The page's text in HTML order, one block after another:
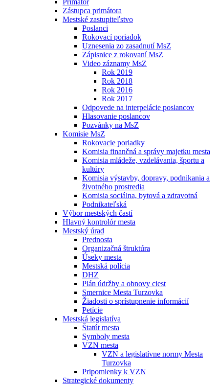
Primátor
Zástupca primátora
Mestské zastupiteľstvo
Poslanci
Rokovací poriadok
Uznesenia zo zasadnutí MsZ
Zápisnice z rokovaní MsZ
Video záznamy MsZ
Rok 2019
Rok 2018
Rok 2016
Rok 2017
Odpovede na interpelácie poslancov
Hlasovanie poslancov
Pozvánky na MsZ
Komisie MsZ
Rokovacie poriadky
Komisia finančná a správy majetku mesta
Komisia mládeže, vzdelávania, športu a
kultúry
Komisia výstavby, dopravy, podnikania a
životného prostredia
Komisia sociálna, bytová a zdravotná
Podnikateľská
Výbor mestských častí
Hlavný kontrolór mesta
Mestský úrad
Prednosta
Organizačná štruktúra
Úseky mesta
Mestská polícia
DHZ
Plán údržby a obnovy ciest
Smernice Mesta Turzovka
Žiadosti o sprístupnenie informácií
Petície
Mestská legislatíva
Štatút mesta
Symboly mesta
VZN mesta
VZN a legislatívne normy Mesta
Turzovka
Pripomienky k VZN
Strategické dokumenty